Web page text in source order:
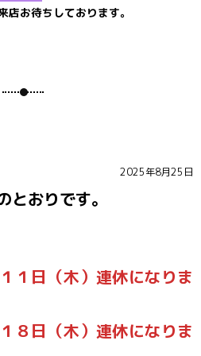
お待ちしております。
2025年8月25日
とおりです。
１日（木）連休になりま
８日（木）連休になりま